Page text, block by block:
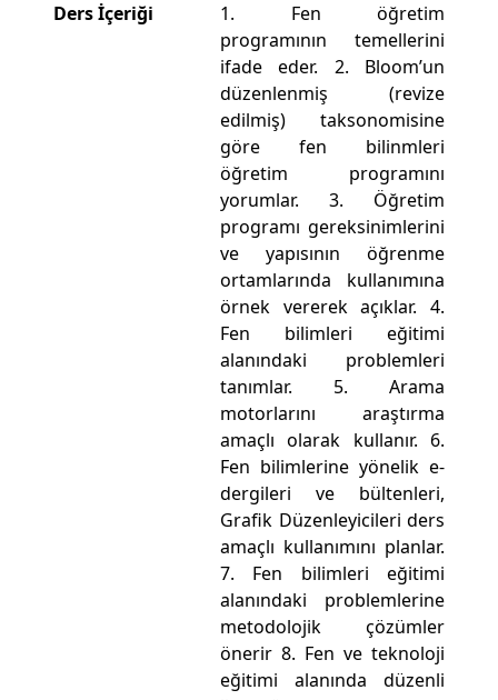
Ders İçeriği
1. Fen öğretim
programının temellerini
ifade eder. 2. Bloom’un
düzenlenmiş (revize
edilmiş) taksonomisine
göre fen bilinmleri
öğretim programını
yorumlar. 3. Öğretim
programı gereksinimlerini
ve yapısının öğrenme
ortamlarında kullanımına
örnek vererek açıklar. 4.
Fen bilimleri eğitimi
alanındaki problemleri
tanımlar. 5. Arama
motorlarını araştırma
amaçlı olarak kullanır. 6.
Fen bilimlerine yönelik e-
dergileri ve bültenleri,
Grafik Düzenleyicileri ders
amaçlı kullanımını planlar.
7. Fen bilimleri eğitimi
alanındaki problemlerine
metodolojik çözümler
önerir 8. Fen ve teknoloji
eğitimi alanında düzenli